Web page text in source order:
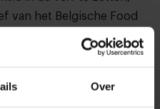
Over
van het Belgische Food
aan. Samen
hoofdredacteur Hans
is yet to come, geloof